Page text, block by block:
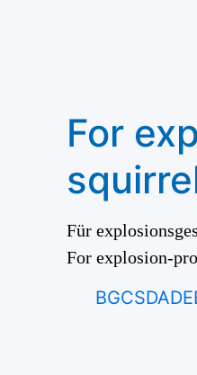
For
Für
For explosion-
BGCSDADE